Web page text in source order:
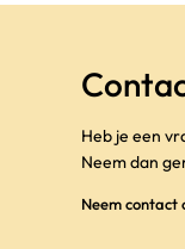
Heb je een
Neem dan
Neem contact